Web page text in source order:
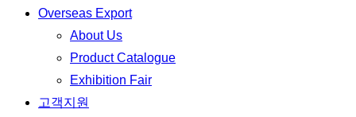
Overseas Export
About Us
Product Catalogue
Exhibition Fair
고객지원